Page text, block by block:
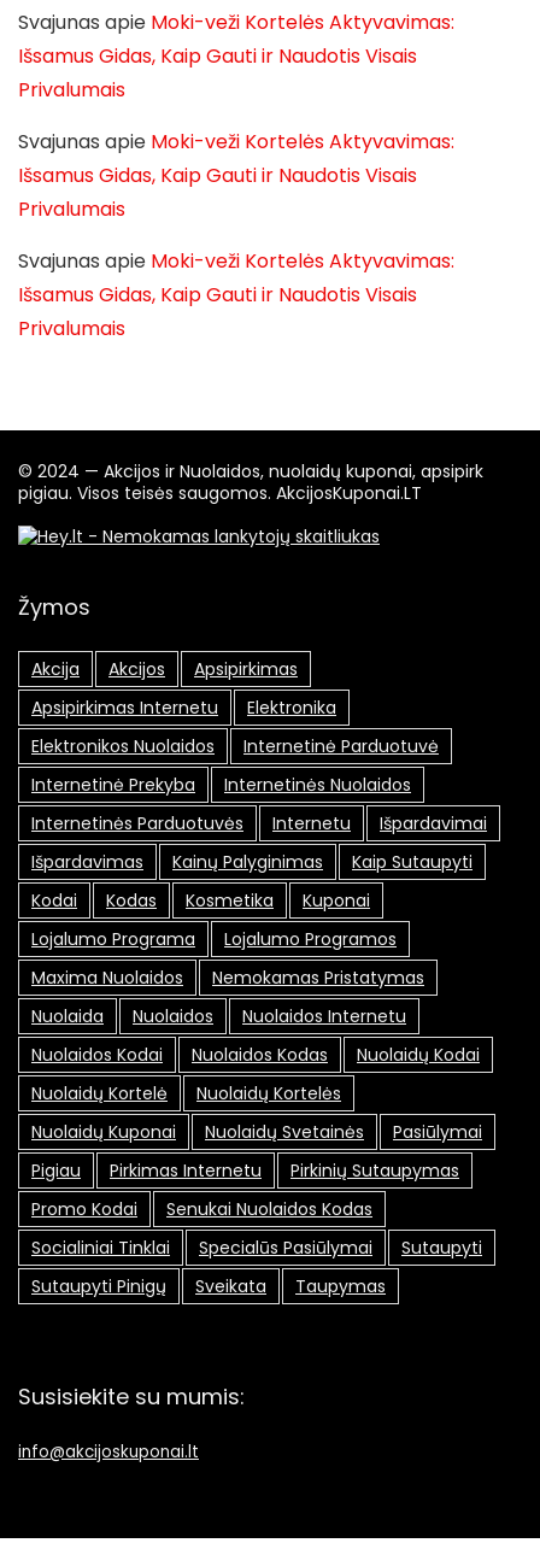
Svajunas apie Moki-veži Kortelės Aktyvavimas:
Išsamus Gidas, Kaip Gauti ir Naudotis Visais
Privalumais
Svajunas apie Moki-veži Kortelės Aktyvavimas:
Išsamus Gidas, Kaip Gauti ir Naudotis Visais
Privalumais
Svajunas apie Moki-veži Kortelės Aktyvavimas:
Išsamus Gidas, Kaip Gauti ir Naudotis Visais
Privalumais
© 2024 — Akcijos ir Nuolaidos, nuolaidų kuponai, apsipirk
pigiau. Visos teisės saugomos. AkcijosKuponai.LT
Žymos
Akcija Akcijos
Apsipirkimas
Apsipirkimas Internetu
Elektronika
Elektronikos Nuolaidos
Internetinė Parduotuvė
Internetinė Prekyba
Internetinės Nuolaidos
Internetinės Parduotuvės
Internetu
Išpardavimai
Išpardavimas
Kainų Palyginimas
Kaip Sutaupyti
Kodai
Kodas Kosmetika
Kuponai
Lojalumo Programa
Lojalumo Programos
Maxima Nuolaidos
Nemokamas Pristatymas
Nuolaida
Nuolaidos
Nuolaidos Internetu
Nuolaidos Kodai
Nuolaidos Kodas
Nuolaidų Kodai
Nuolaidų Kortelė
Nuolaidų Kortelės
Nuolaidų Kuponai
Nuolaidų Svetainės
Pasiūlymai
Pigiau
Pirkimas Internetu
Pirkinių Sutaupymas
Promo Kodai
Senukai Nuolaidos Kodas
Socialiniai Tinklai
Specialūs Pasiūlymai
Sutaupyti
Sutaupyti Pinigų
Sveikata Taupymas
Susisiekite su mumis:
info@akcijoskuponai.lt